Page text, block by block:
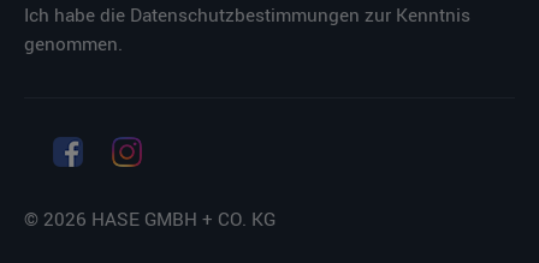
Ich habe die Datenschutzbestimmungen zur Kenntnis
genommen.
© 2026 HASE GMBH + CO. KG